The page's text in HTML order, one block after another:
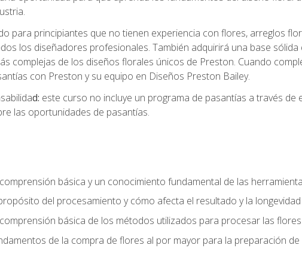
para principiantes que no tienen experiencia con flores, arreglos
los diseñadores profesionales. También adquirirá una base
complejas de los diseños florales únicos de Preston. Cuando
con Preston y su equipo en Diseños Preston Bailey.
d: este curso no incluye un programa de pasantías a través
las oportunidades de pasantías.
básica y un conocimiento fundamental de las
del procesamiento y cómo afecta el resultado y la
básica de los métodos utilizados para procesar las
de la compra de flores al por mayor para la preparación